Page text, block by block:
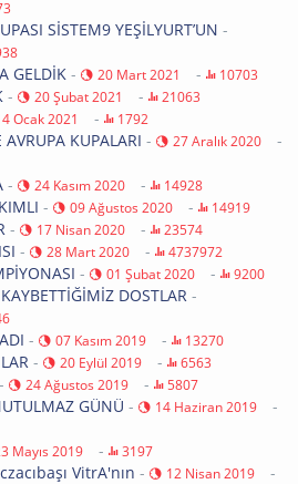
SİSTEM9 YEŞİLYURT’UN -
GELDİK - 20 Mart 2021 - 10703
- 20 Şubat 2021 - 21063
Ocak 2021 - 1792
KUPALARI - 27 Aralık 2020 -
- 24 Kasım 2020 - 14928
- 09 Ağustos 2020 - 14919
- 17 Nisan 2020 - 23574
- 28 Mart 2020 - 4737972
- 01 Şubat 2020 - 9200
DOSTLAR -
- 07 Kasım 2019 - 13270
- 20 Eylül 2019 - 6563
- 24 Ağustos 2019 - 5807
GÜNÜ - 14 Haziran 2019 -
Mayıs 2019 - 3197
VitrA'nın - 12 Nisan 2019 -